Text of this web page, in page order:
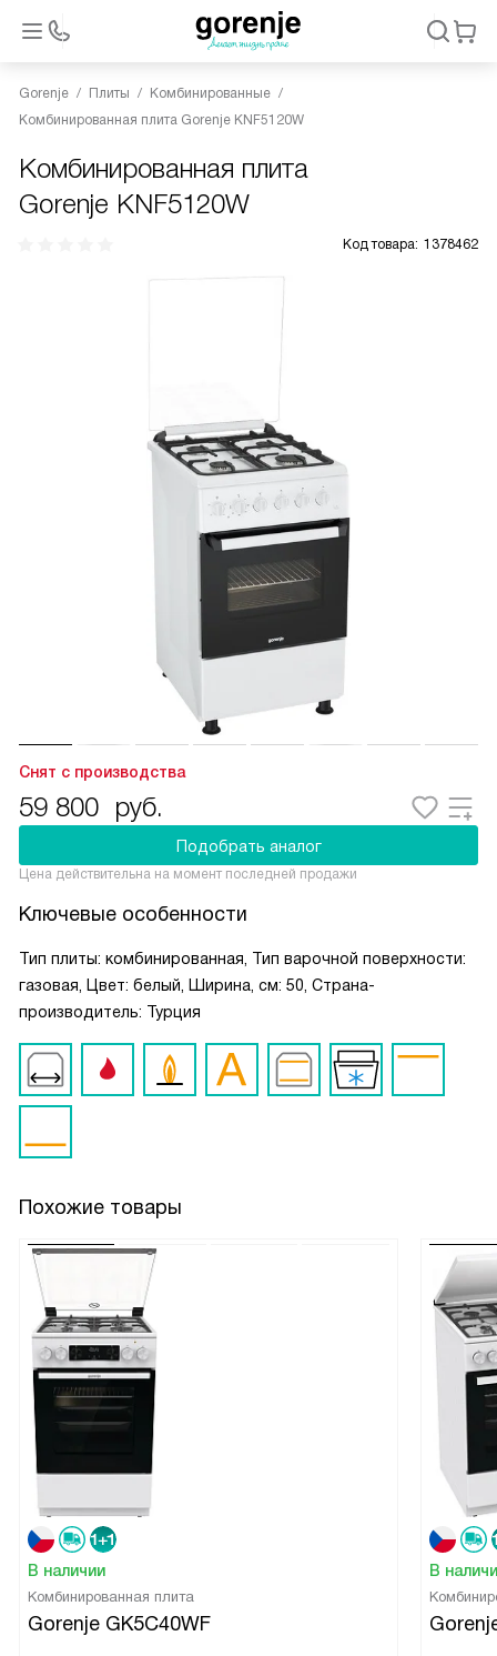
Gorenje Плиты
Комбинированные
Комбинированная плита Gorenje KNF5120W
Комбинированная плита
Gorenje KNF5120W
Код товара: 1378462
Снят с производства
59 800 руб.
Подобрать аналог
Цена действительна на момент последней продажи
Ключевые особенности
Тип плиты: комбинированная, Тип варочной поверхности:
газовая, Цвет: белый, Ширина, см: 50, Страна-
производитель: Турция
Похожие товары
В наличии
Комбинированная плита
Gorenje GK5C40WF
В